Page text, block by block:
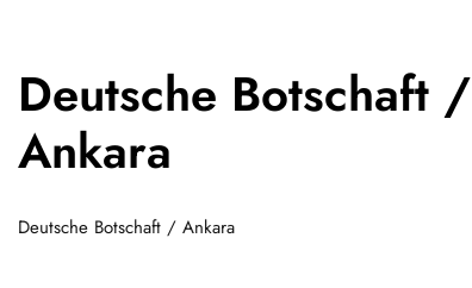
Deutsche Botschaft /
Ankara
Deutsche Botschaft / Ankara